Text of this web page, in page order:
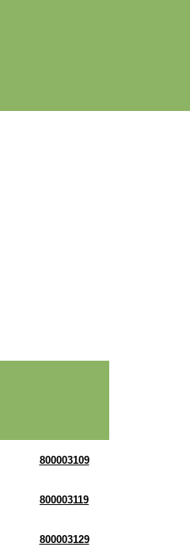
800003109
800003119
800003129